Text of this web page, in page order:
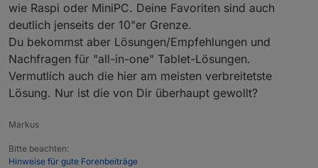
Befestigung
Betrachtungswinkel
Auflösung und Größe
Farbwiedergabe
Ich stelle mal zwei Links ein. Die aktuell für mich in
Frage kommen.
https://www.amazon.de/gp/product/B0DJX5GDH4/ref
=ewc_pr_img_1?smid=AZ289HIJYEGIK&psc=1
https://www.berrybase.de/waveshare-14-zoll-touch-
display-2k-2160x1440-hdmi-type-c-dp-optical-
wie Raspi oder MiniPC. Deine Favoriten sind auch
deutlich jenseits der 10"er Grenze.
Du bekommst aber Lösungen/Empfehlungen und
Nachfragen für "all-in-one" Tablet-Lösungen.
Vermutlich auch die hier am meisten verbreitetste
Lösung. Nur ist die von Dir überhaupt gewollt?
Markus
Bitte beachten:
Hinweise für gute Forenbeiträge